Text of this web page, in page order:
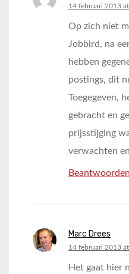
says:
14 februari 2013
Op zich niet
Jobbird, na
hebben
postings, dit
Toegegeven,
gebracht en
prijsstijging
verwachten
Beantwoorden
Marc Drees
says:
14 februari 2013
Het gaat hier